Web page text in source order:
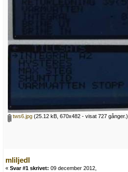
tws6.jpg (25.12 kB, 670x482 - visat 727 gånger.)
mliljedl
« Svar #1 skrivet: 09 december 2012,